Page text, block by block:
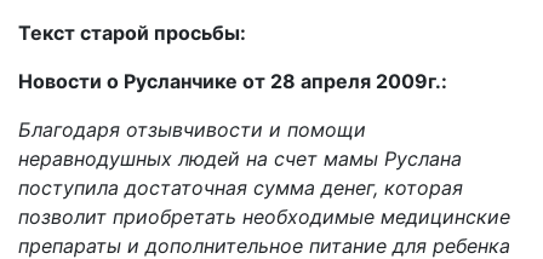
Текст старой просьбы:
Новости о Русланчике от 28 апреля 2009г.:
Благодаря отзывчивости и помощи
неравнодушных людей на счет мамы Руслана
поступила достаточная сумма денег, которая
позволит приобретать необходимые медицинские
препараты и дополнительное питание для ребенка